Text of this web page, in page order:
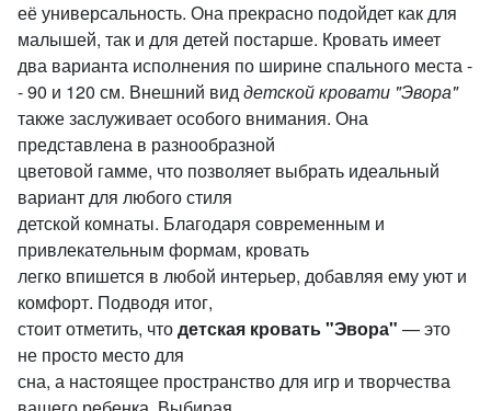
её универсальность. Она прекрасно подойдет как для
малышей, так и для детей постарше. Кровать имеет
два варианта исполнения по ширине спального места -
- 90 и 120 см. Внешний виддетской кровати "Эвора"
также заслуживает особого внимания. Она
представлена в разнообразной
цветовой гамме, что позволяет выбрать идеальный
вариант для любого стиля
детской комнаты. Благодаря современным и
привлекательным формам, кровать
легко впишется в любой интерьер, добавляя ему уют и
комфорт. Подводя итог,
стоит отметить, чтодетская кровать "Эвора" — это
не просто место для
сна, а настоящее пространство для игр и творчества